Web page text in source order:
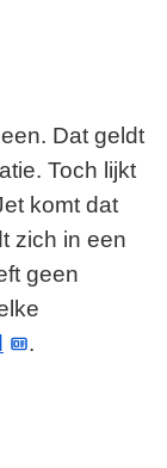
Dat geldt
Toch lijkt
komt dat
zich in een
geen
.